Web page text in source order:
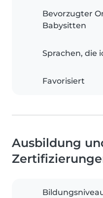
Bevorzugter
Babysitten
Sprachen, die
Favorisiert
Ausbildung